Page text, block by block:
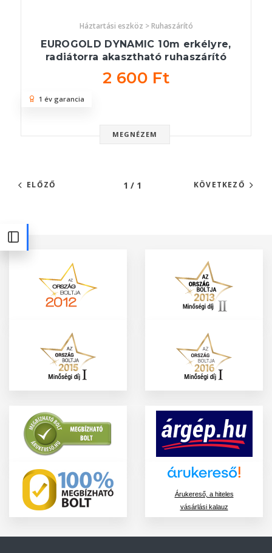
Háztartási eszköz > Ruhaszárító
EUROGOLD DYNAMIC 10m erkélyre,
radiátorra akasztható ruhaszárító
2 600 Ft
MEGNÉZEM
1 év garancia
ELŐZŐ 1 / 1 KÖVETKEZŐ
Árukereső, a hiteles
vásárlási kalauz